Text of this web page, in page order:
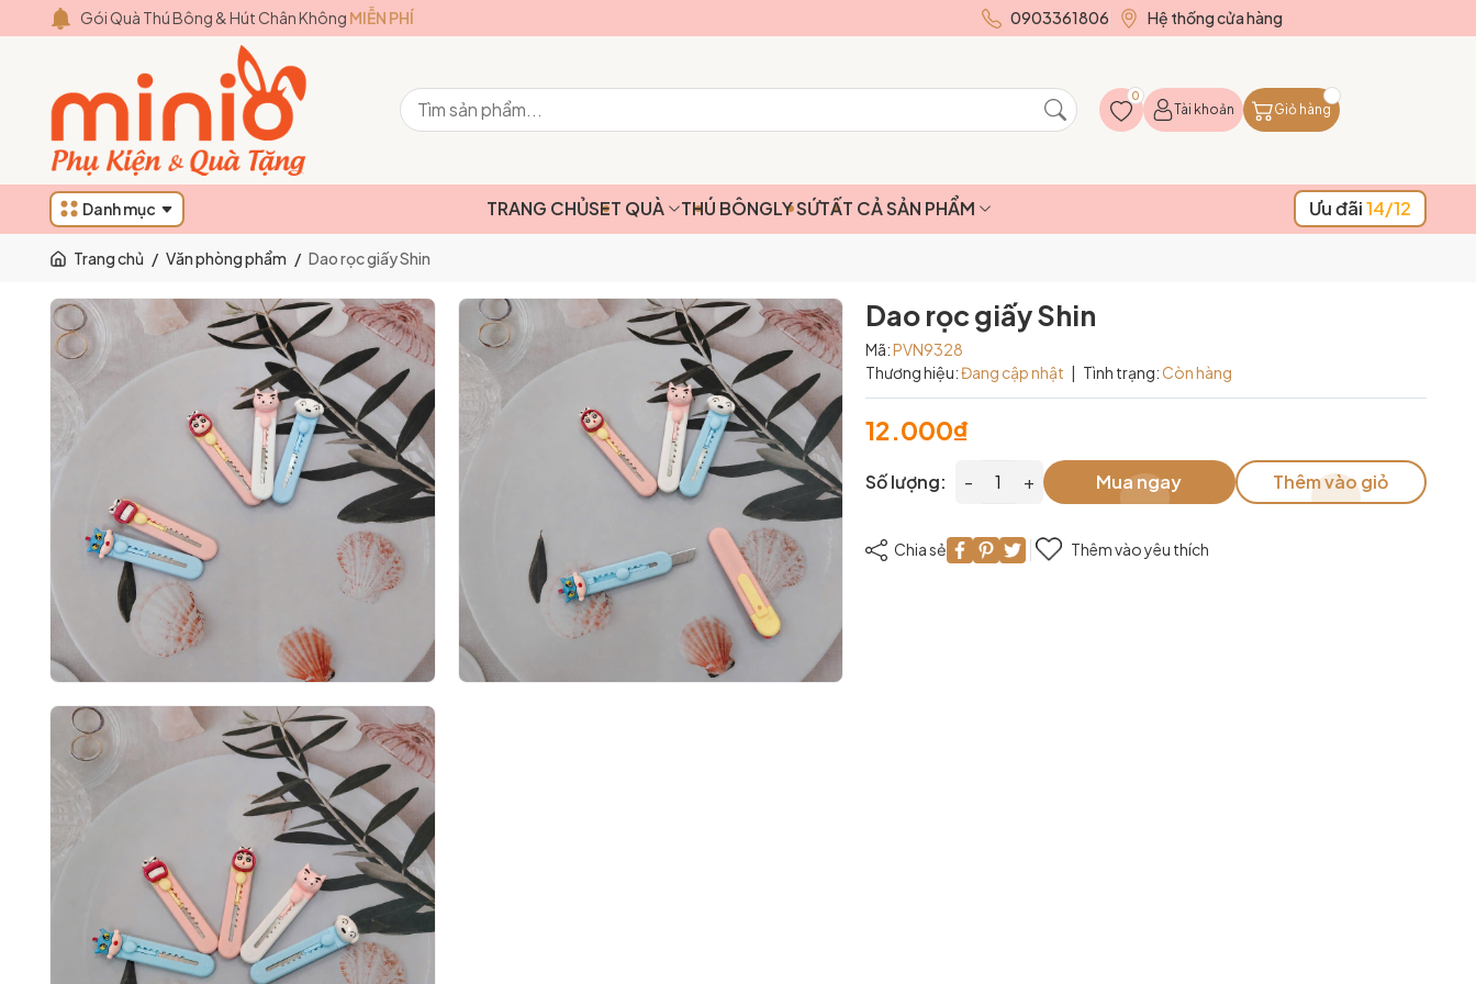
Gói Quà Thú Bông & Hút Chân Không MIỄN PHÍ 0903361806 Hệ thống cửa hàng
0
Tài khoản Giỏ hàng
Danh mục TRANG CHỦSET QUÀ THÚ BÔNGLY SỨTẤT CẢ SẢN PHẨM Ưu đãi14/12
Trang chủ / Văn phòng phẩm / Dao rọc giấy Shin
Dao rọc giấy Shin
Mã:PVN9328
Thương hiệu:Đang cập nhật | Tình trạng:Còn hàng
12.000₫
Số lượng: - + Mua ngay Thêm vào giỏ
Chia sẻ Thêm vào yêu thích